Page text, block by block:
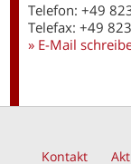
Telefon: +49
Telefax: +49
» E-Mail
Kontakt